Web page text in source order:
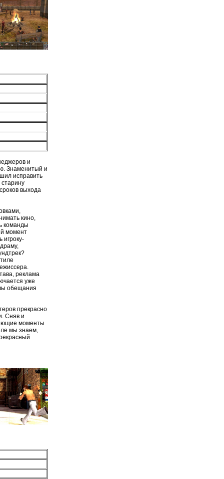
и
Знаменитый и
исправить
выхода
кино,
команды
момент
игроку-
реклама
уже
обещания
прекрасно
Сняв и
моменты
мы знаем,